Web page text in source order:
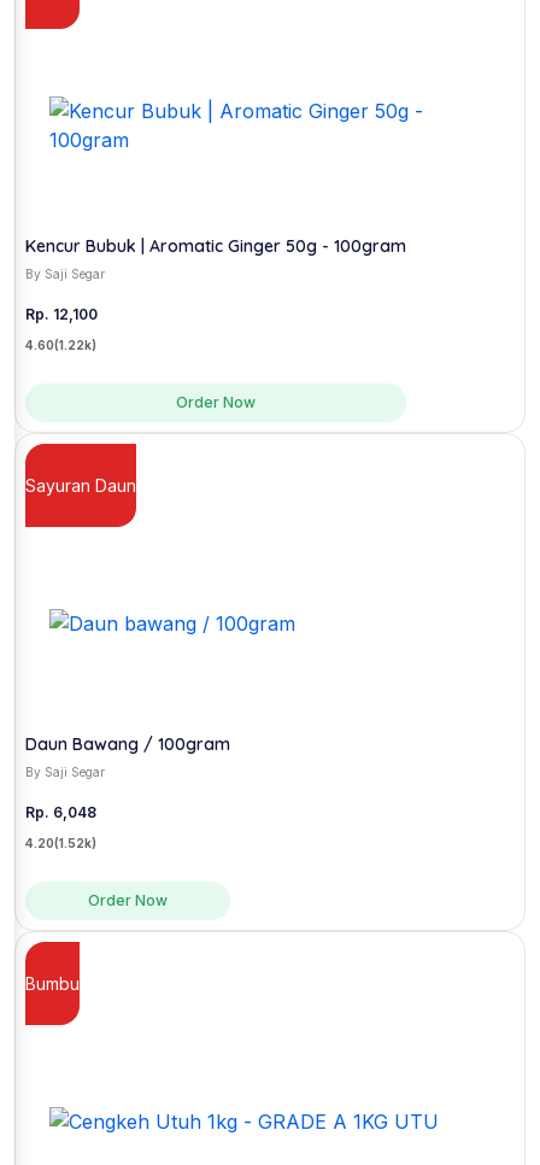
Kencur Bubuk | Aromatic Ginger 50g - 100gram
By Saji Segar
Rp. 12,100
4.60(1.22k)
Order Now
Sayuran Daun
Daun Bawang / 100gram
By Saji Segar
Rp. 6,048
4.20(1.52k)
Order Now
Bumbu